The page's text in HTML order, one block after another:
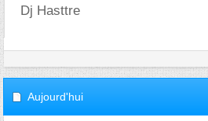
Dj Hasttre
Aujourd'hui